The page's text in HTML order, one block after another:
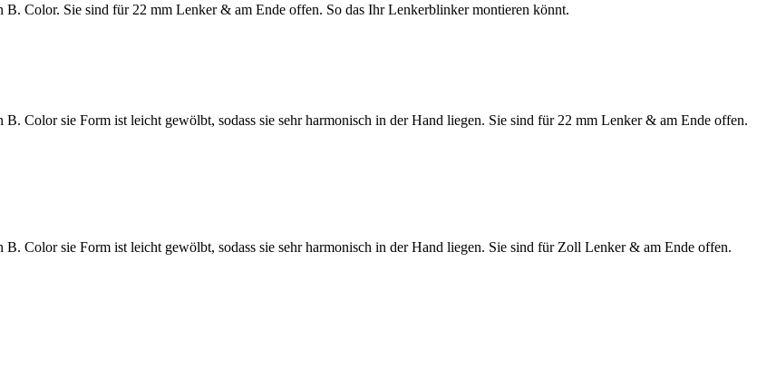
Color. Sie sind für 22 mm Lenker & am Ende offen. So das Ihr Lenkerblinker montieren könnt.
Color sie Form ist leicht gewölbt, sodass sie sehr harmonisch in der Hand liegen. Sie sind für 22 mm Lenker & am Ende offen.
Color sie Form ist leicht gewölbt, sodass sie sehr harmonisch in der Hand liegen. Sie sind für Zoll Lenker & am Ende offen.